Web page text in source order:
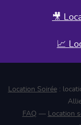
🎥
📈
Location Soirée:
FAQ — Location